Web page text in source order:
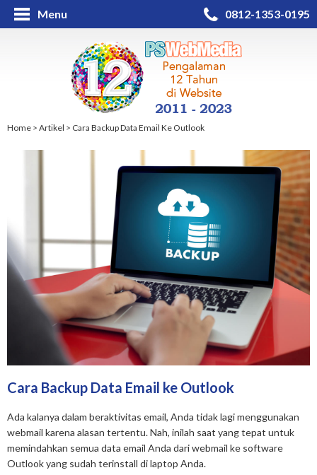
Menu 0812-1353-0195
Home > Artikel > Cara Backup Data Email Ke Outlook
Cara Backup Data Email ke Outlook
Ada kalanya dalam beraktivitas email, Anda tidak lagi menggunakan
webmail karena alasan tertentu. Nah, inilah saat yang tepat untuk
memindahkan semua data email Anda dari webmail ke software
Outlook yang sudah terinstall di laptop Anda.